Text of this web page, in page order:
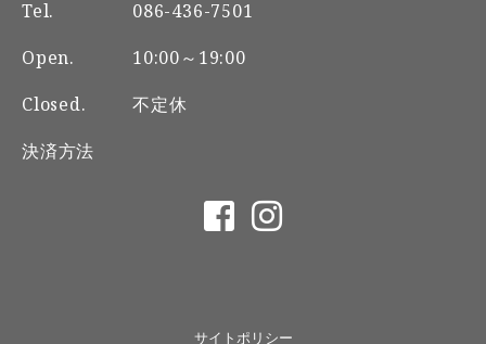
Tel.
086-436-7501
Open.
10:00～19:00
Closed.
不定休
決済方法
サイトポリシー